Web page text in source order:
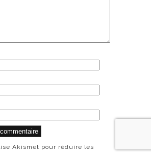
Akismet pour réduire les